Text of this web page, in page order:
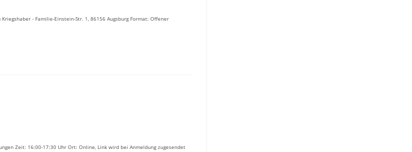
- Familie-Einstein-Str. 1, 86156 Augsburg Format: Offener
Zeit: 16:00-17:30 Uhr Ort: Online, Link wird bei Anmeldung zugesendet